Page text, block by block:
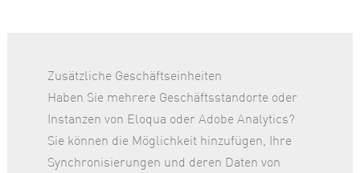
Zusätzliche Geschäftseinheiten
Haben Sie mehrere Geschäftsstandorte oder
Instanzen von Eloqua oder Adobe Analytics?
Sie können die Möglichkeit hinzufügen, Ihre
Synchronisierungen und deren Daten von